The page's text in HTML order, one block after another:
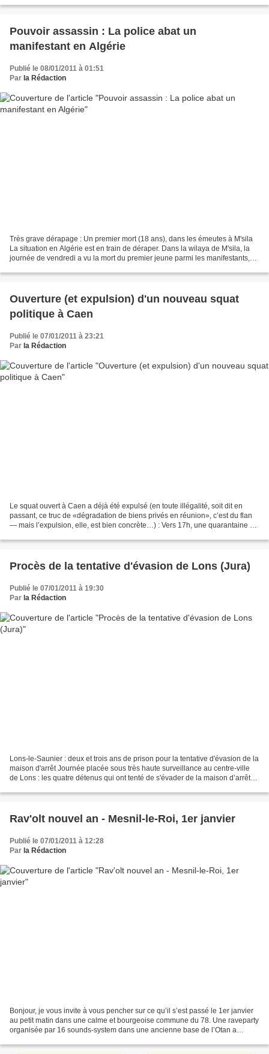
Pouvoir assassin : La police abat un
manifestant en Algérie
Publié le 08/01/2011 à 01:51
Par la Rédaction
Très grave dérapage : Un premier mort (18 ans), dans les émeutes à M'sila
La situation en Algérie est en train de déraper. Dans la wilaya de M'sila, la
journée de vendredi a vu la mort du premier jeune parmi les manifestants,
Ouverture (et expulsion) d'un nouveau squat
politique à Caen
Publié le 07/01/2011 à 23:21
Par la Rédaction
Le squat ouvert à Caen a déjà été expulsé (en toute illégalité, soit dit en
passant, ce truc de «dégradation de biens privés en réunion», c’est du flan
— mais l’expulsion, elle, est bien concrète…) : Vers 17h, une quarantaine de
Procès de la tentative d'évasion de Lons (Jura)
Publié le 07/01/2011 à 19:30
Par la Rédaction
Lons-le-Saunier : deux et trois ans de prison pour la tentative d'évasion de la
maison d'arrêt Journée placée sous très haute surveillance au centre-ville
de Lons : les quatre détenus qui ont tenté de s'évader de la maison d’arrêt
Rav'olt nouvel an - Mesnil-le-Roi, 1er janvier
Publié le 07/01/2011 à 12:28
Par la Rédaction
Bonjour, je vous invite à vous pencher sur ce qu’il s’est passé le 1er janvier
au petit matin dans une calme et bourgeoise commune du 78. Une raveparty
organisée par 16 sounds-system dans une ancienne base de l’Otan a